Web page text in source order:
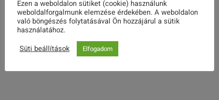
„Elméletben tudomány, gyakorlatban
művészet”
Ezen a weboldalon sütiket (cookie) használunk
weboldalforgalmunk elemzése érdekében. A weboldalon
való böngészés folytatásával Ön hozzájárul a sütik
használatához.
Süti beállítások
Elfogadom